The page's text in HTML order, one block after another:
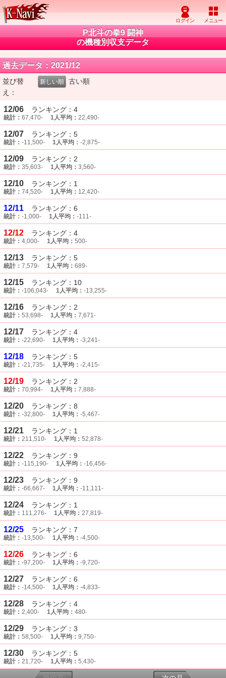
P北斗の拳9 闘神
の機種別収支データ
過去データ：2021/12
並び替
え：
新しい順 古い順
12/06 ランキング：4
統計： 67,470- 1人平均： 22,490-
12/07 ランキング：5
統計： -11,500- 1人平均： -2,875-
12/09 ランキング：2
統計： 35,603- 1人平均： 3,560-
12/10 ランキング：1
統計： 74,520- 1人平均： 12,420-
12/11 ランキング：6
統計： -1,000- 1人平均： -111-
12/12 ランキング：4
統計： 4,000- 1人平均： 500-
12/13 ランキング：5
統計： 7,579- 1人平均： 689-
12/15 ランキング：10
統計： -106,043- 1人平均： -13,255-
12/16 ランキング：2
統計： 53,698- 1人平均： 7,671-
12/17 ランキング：4
統計： -22,690- 1人平均： -3,241-
12/18 ランキング：5
統計： -21,735- 1人平均： -2,415-
12/19 ランキング：2
統計： 70,994- 1人平均： 7,888-
12/20 ランキング：8
統計： -32,800- 1人平均： -5,467-
12/21 ランキング：1
統計： 211,510- 1人平均： 52,878-
12/22 ランキング：9
統計： -115,190- 1人平均： -16,456-
12/23 ランキング：9
統計： -66,667- 1人平均： -11,111-
12/24 ランキング：1
統計： 111,276- 1人平均： 27,819-
12/25 ランキング：7
統計： -13,500- 1人平均： -4,500-
12/26 ランキング：6
統計： -97,200- 1人平均： -9,720-
12/27 ランキング：6
統計： -14,500- 1人平均： -4,833-
12/28 ランキング：4
統計： 2,400- 1人平均： 480-
12/29 ランキング：3
統計： 58,500- 1人平均： 9,750-
12/30 ランキング：5
統計： 21,720- 1人平均： 5,430-